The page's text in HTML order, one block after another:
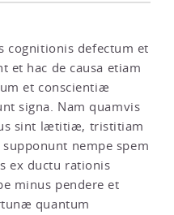
cognitionis defectum et
et hac de causa etiam
et conscientiæ
signa. Nam quamvis
sint lætitiæ, tristitiam
nempe spem
ex ductu rationis
minus pendere et
quantum